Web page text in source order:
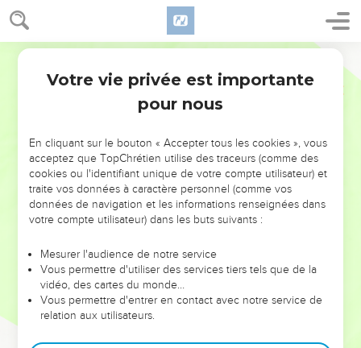
NE MANQUEZ PAS L’ÉVÉNEMENT
DE L’ANNÉE !
ET SI LEURS ERREURS POUVAIENT VOUS ÉVITER LES
VOTRES ?
leur foi ou leur vision. Mais on voit moins les doutes, les erreurs
et les saisons difficiles qu'ils ont traversés, alors même que ce
sont elles qui les ont façonnés.
Dans cette conférence, leaders, entrepreneurs, et responsables
Votre vie privée est importante
pour nous
En cliquant sur le bouton « Accepter tous les cookies », vous
acceptez que TopChrétien utilise des traceurs (comme des
cookies ou l'identifiant unique de votre compte utilisateur) et
traite vos données à caractère personnel (comme vos
données de navigation et les informations renseignées dans
votre compte utilisateur) dans les buts suivants :
Mesurer l'audience de notre service
Vous permettre d'utiliser des services tiers tels que de la
vidéo, des cartes du monde…
Vous permettre d'entrer en contact avec notre service de
relation aux utilisateurs.